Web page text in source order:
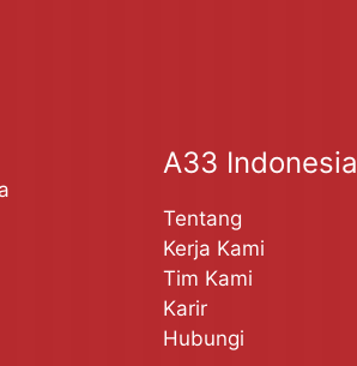
A33 Indonesia
Tentang
Kerja Kami
Tim Kami
Karir
Hubungi